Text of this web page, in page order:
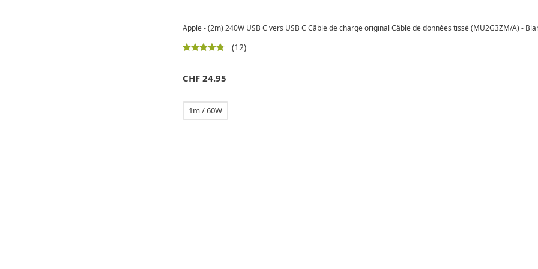
Apple - (2m) 240W USB C vers USB C Câble de charge original Câble de données tissé (MU2G3ZM/A) -
(12)
CHF 24.95
1m / 60W